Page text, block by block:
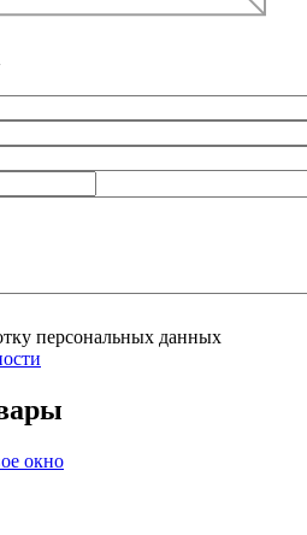
персональных данных
окно